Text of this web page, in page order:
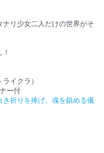
リ少女二人だけの世界がそ
イクラ）
ー付
祈りを捧げ、魂を鎮める儀